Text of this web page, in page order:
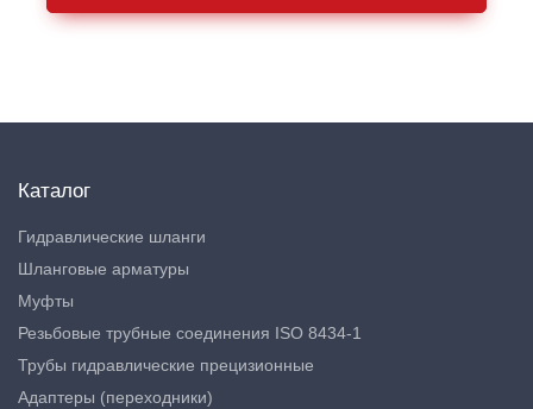
Каталог
Гидравлические шланги
Шланговые арматуры
Муфты
Резьбовые трубные соединения ISO 8434-1
Трубы гидравлические прецизионные
Адаптеры (переходники)